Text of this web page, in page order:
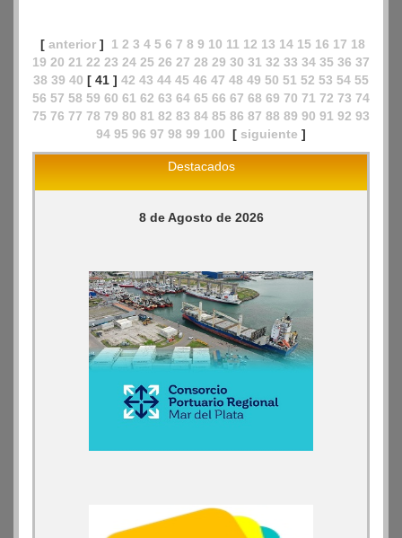
[ anterior ] 1 2 3 4 5 6 7 8 9 10 11 12 13 14 15 16 17 18
19 20 21 22 23 24 25 26 27 28 29 30 31 32 33 34 35 36 37
38 39 40 [ 41 ] 42 43 44 45 46 47 48 49 50 51 52 53 54 55
56 57 58 59 60 61 62 63 64 65 66 67 68 69 70 71 72 73 74
75 76 77 78 79 80 81 82 83 84 85 86 87 88 89 90 91 92 93
94 95 96 97 98 99 100 [ siguiente ]
Destacados
8 de Agosto de 2026